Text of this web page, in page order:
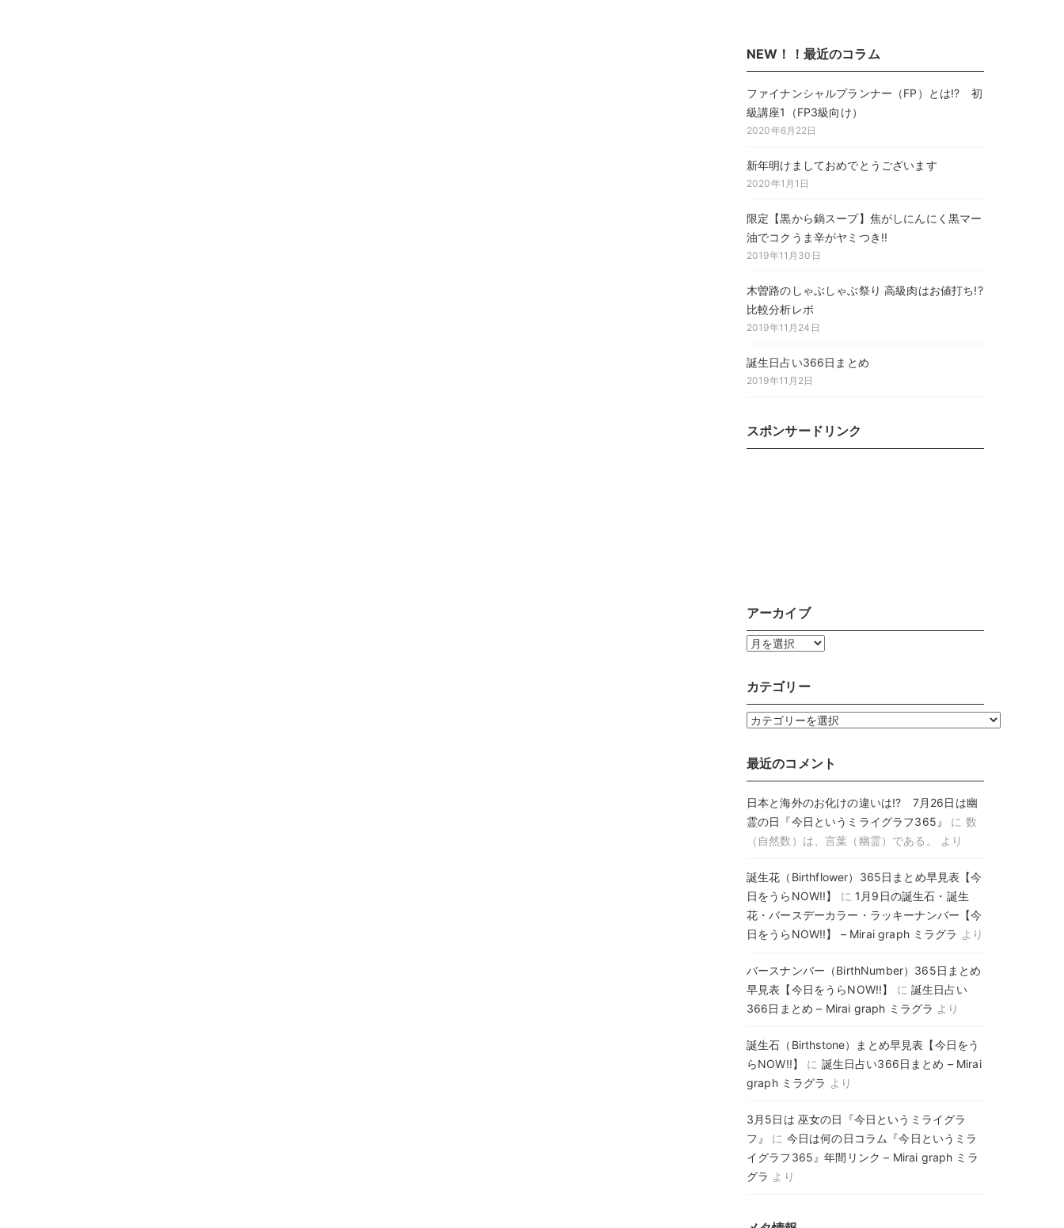
NEW！！最近のコラム
ファイナンシャルプランナー（FP）とは!? 初
級講座1（FP3級向け）
2020年6月22日
新年明けましておめでとうございます
2020年1月1日
限定【黒から鍋スープ】焦がしにんにく黒マー
油でコクうま辛がヤミつき!!
2019年11月30日
木曽路のしゃぶしゃぶ祭り 高級肉はお値打ち!?
比較分析レポ
2019年11月24日
誕生日占い366日まとめ
2019年11月2日
スポンサードリンク
アーカイブ
ア
カ
ブ
カテゴリー
カ
ゴ
ー
最近のコメント
日本と海外のお化けの違いは!? 7月26日は幽
霊の日『今日というミライグラフ365』
に 数
（自然数）は、言葉（幽霊）である。
より
誕生花（Birthflower）365日まとめ早見表【今
日をうらNOW!!】
に 1月9日の誕生石・誕生
花・バースデーカラー・ラッキーナンバー【今
日をうらNOW!!】 – Mirai graph ミラグラ より
バースナンバー（BirthNumber）365日まとめ
早見表【今日をうらNOW!!】
に 誕生日占い
366日まとめ – Mirai graph ミラグラ より
誕生石（Birthstone）まとめ早見表【今日をう
らNOW!!】
に 誕生日占い366日まとめ – Mirai
graph ミラグラ より
3月5日は 巫女の日『今日というミライグラ
フ』
に 今日は何の日コラム『今日というミラ
イグラフ365』年間リンク – Mirai graph ミラ
グラ より